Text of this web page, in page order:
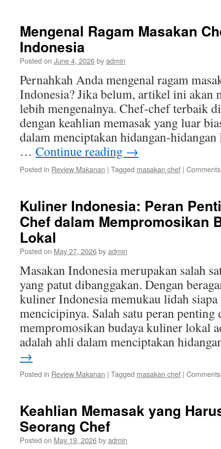
Mengenal Ragam Masakan
Indonesia
Posted on June 4, 2026byadmin
Pernahkah Anda mengenal ragam
Indonesia? Jika belum, artikel ini akan
lebih mengenalnya. Chef-chef terbaik
dengan keahlian memasak yang luar
dalam menciptakan hidangan-hidangan
… Continue reading →
Posted in Review Makanan | Tagged masakan chef |
Kuliner Indonesia: Peran
Chef dalam Mempromosikan
Lokal
Posted on May 27, 2026byadmin
Masakan Indonesia merupakan salah
yang patut dibanggakan. Dengan
kuliner Indonesia memukau lidah siapa
mencicipinya. Salah satu peran penting
mempromosikan budaya kuliner lokal
adalah ahli dalam menciptakan
→
Posted in Review Makanan | Tagged masakan chef |
Keahlian Memasak yang
Seorang Chef
Posted on May 19, 2026byadmin